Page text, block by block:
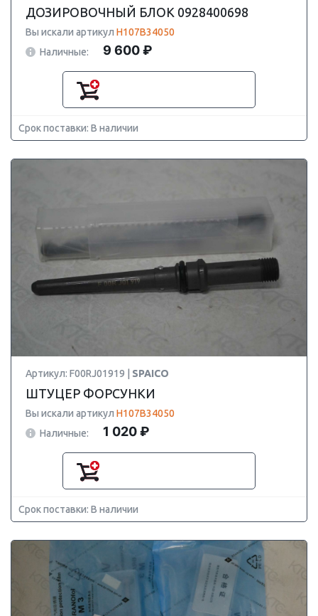
ДОЗИРОВОЧНЫЙ БЛОК 0928400698
Вы искали артикул H107B34050
Наличные:
9 600 ₽
Срок поставки: В наличии
Артикул: F00RJ01919 | SPAICO
ШТУЦЕР ФОРСУНКИ
Вы искали артикул H107B34050
Наличные:
1 020 ₽
Срок поставки: В наличии